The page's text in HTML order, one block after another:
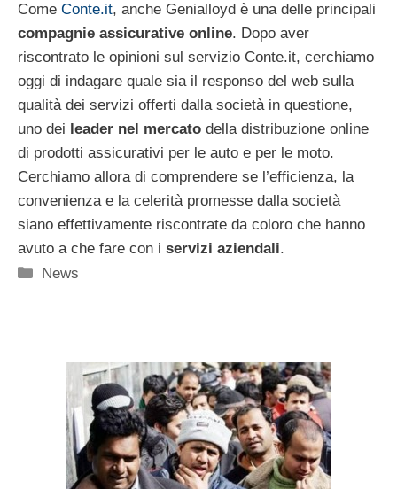
Come Conte.it, anche Genialloyd è una delle principali
compagnie assicurative online. Dopo aver
riscontrato le opinioni sul servizio Conte.it, cerchiamo
oggi di indagare quale sia il responso del web sulla
qualità dei servizi offerti dalla società in questione,
uno dei leader nel mercato della distribuzione online
di prodotti assicurativi per le auto e per le moto.
Cerchiamo allora di comprendere se l’efficienza, la
convenienza e la celerità promesse dalla società
siano effettivamente riscontrate da coloro che hanno
avuto a che fare con i servizi aziendali.
Categorie
News